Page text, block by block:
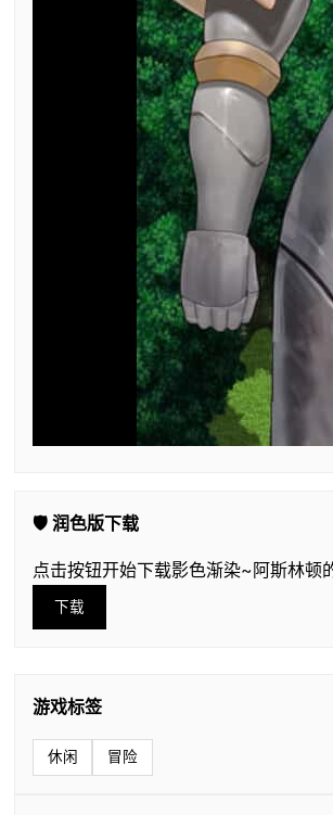
🛡️ 润色版下载
点击按钮开始下载影色渐染~阿斯林顿
下载
游戏标签
休闲 冒险